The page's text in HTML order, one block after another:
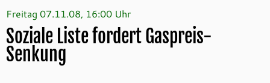
Freitag 07.11.08, 16:00 Uhr
Soziale Liste fordert Gaspreis-
Senkung